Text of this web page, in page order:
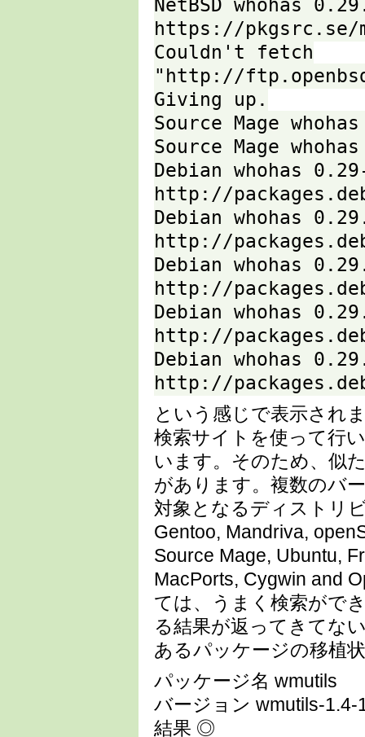
NetBSD whohas
https://pkgsrc.se/
Couldn't fetch
"http://
Giving up.
Source Mage
Source Mage
Debian whohas
http://
Debian whohas
http://
Debian whohas
http://
Debian whohas
http://
Debian whohas
http://
という感じで表示され
検索サイトを使って行
います。そのため、似
があります。複数のバ
対象となるディストリ
Gentoo, Mandriva,
Source Mage, Ubuntu,
MacPorts, Cygwin and
ては、うまく検索がで
る結果が返ってきてな
あるパッケージの移植
パッケージ名 wmutils
バージョン wmutils-1.4-
結果 ◎